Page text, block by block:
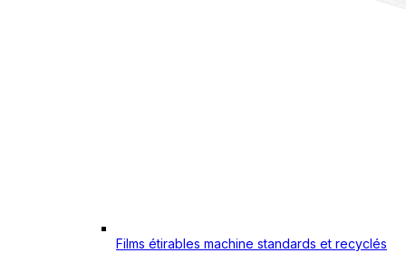
Films étirables machine standards et recyclés